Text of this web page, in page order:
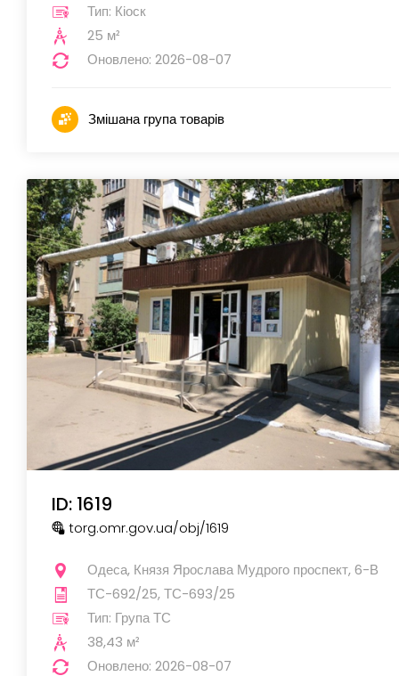
Тип: Кіоск
25 м²
Оновлено: 2026-08-07
Змішана група товарів
ID: 1619
torg.omr.gov.ua/obj/1619
Одеса, Князя Ярослава Мудрого проспект, 6-В
ТС-692/25, ТС-693/25
Тип: Група ТС
38,43 м²
Оновлено: 2026-08-07